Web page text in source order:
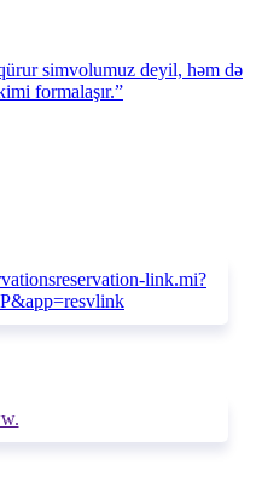
simvolumuz deyil, həm də
formalaşır.”